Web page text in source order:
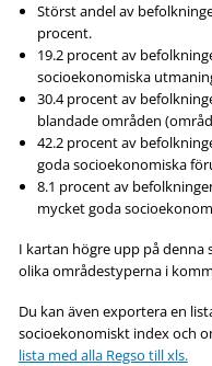
Störst andel av
procent.
19.2 procent av
socioekonomiska
30.4 procent av
blandade områden
42.2 procent av
goda socioekonomiska
8.1 procent av
mycket goda
I kartan högre upp på denna
olika områdestyperna i
Du kan även exportera en
socioekonomiskt index och
lista med alla Regso till xls.